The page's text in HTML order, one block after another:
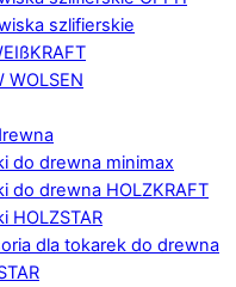
szlifierskie
WOLSEN
do drewna minimax
do drewna HOLZKRAFT
HOLZSTAR
dla tokarek do drewna